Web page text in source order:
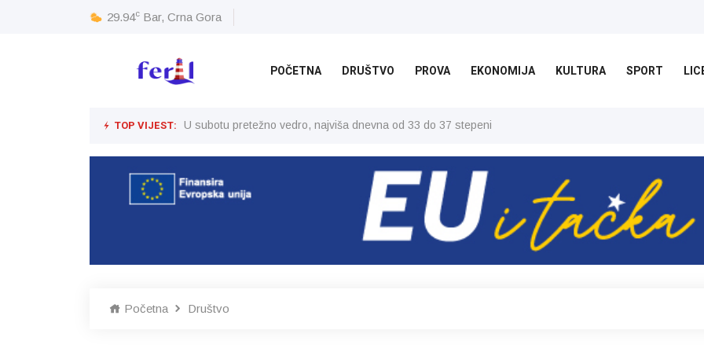
29.94c Bar, Crna Gora
POČETNA DRUŠTVO PROVA EKONOMIJA KULTURA SPORT
TOP VIJEST: U subotu pretežno vedro, najviša dnevna od 33 do 37 stepeni
Početna Društvo